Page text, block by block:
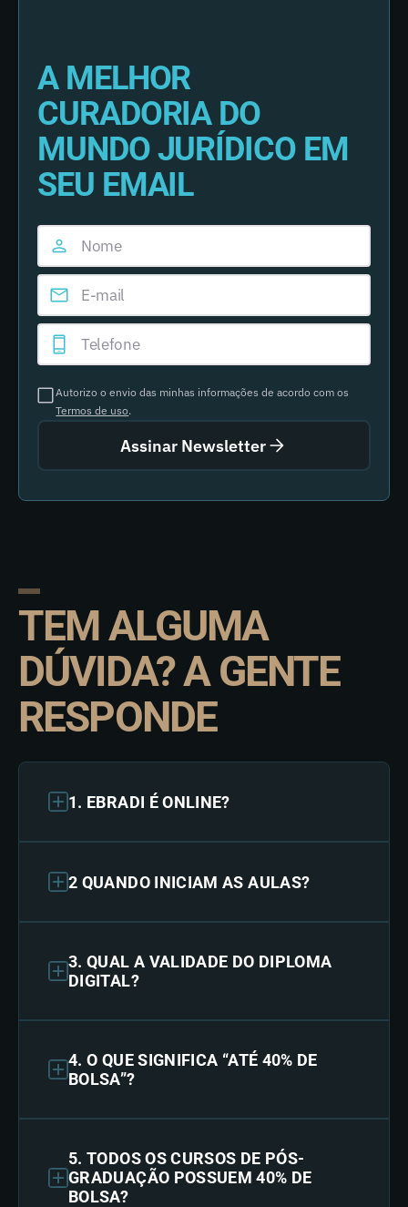
A MELHOR
CURADORIA DO
MUNDO JURÍDICO EM
SEU EMAIL
Autorizo o envio das minhas informações de acordo com os
Termos de uso.
Assinar Newsletter
TEM ALGUMA
DÚVIDA? A GENTE
RESPONDE
1. EBRADI É ONLINE?
2 QUANDO INICIAM AS AULAS?
3. QUAL A VALIDADE DO DIPLOMA
DIGITAL?
4. O QUE SIGNIFICA “ATÉ 40% DE
BOLSA”?
5. TODOS OS CURSOS DE PÓS-
GRADUAÇÃO POSSUEM 40% DE
BOLSA?